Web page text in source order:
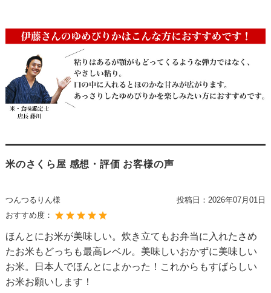
米のさくら屋 感想・評価 お客様の声
つんつるりん様 投稿日： 2026年07月01日
おすすめ度：
ほんとにお米が美味しい。炊き立てもお弁当に入れたさめ
たお米もどっちも最高レベル。美味しいおかずに美味しい
お米。日本人でほんとによかった！これからもすばらしい
お米お願いします！